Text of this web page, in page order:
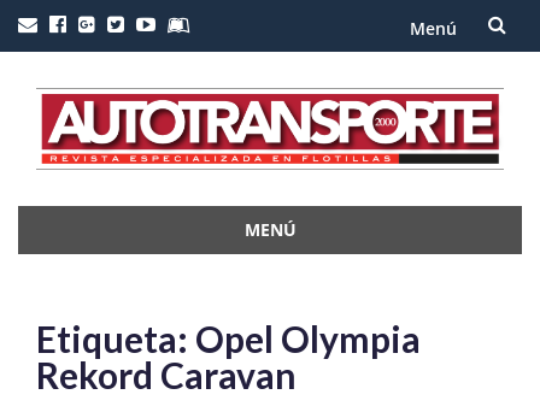
Menú
al
contenido
MENÚ
Etiqueta: Opel Olympia
Rekord Caravan